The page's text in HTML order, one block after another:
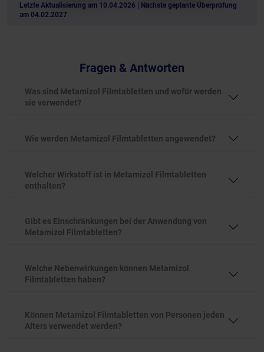
Letzte Aktualisierung am 10.04.2026 | Nächste geplante Überprüfung
am 04.02.2027
Fragen & Antworten
Was sind Metamizol Filmtabletten und wofür werden
sie verwendet?
Wie werden Metamizol Filmtabletten angewendet?
Welcher Wirkstoff ist in Metamizol Filmtabletten
enthalten?
Gibt es Einschränkungen bei der Anwendung von
Metamizol Filmtabletten?
Welche Nebenwirkungen können Metamizol
Filmtabletten haben?
Können Metamizol Filmtabletten von Personen jeden
Alters verwendet werden?